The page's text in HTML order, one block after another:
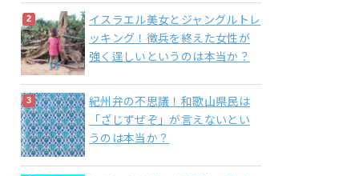
イスラエル美女とジャングルトレ
ッキング！徴兵を終えた女性が
強く逞しいというのは本当か？
紀州弁の不思議！和歌山県民は
「ざじずぜぞ」が言えないとい
うのは本当か？